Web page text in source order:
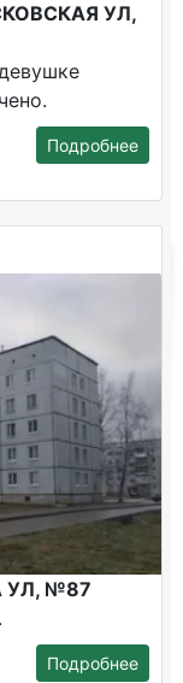
УЛ,
Подробнее
УЛ, №87
Подробнее